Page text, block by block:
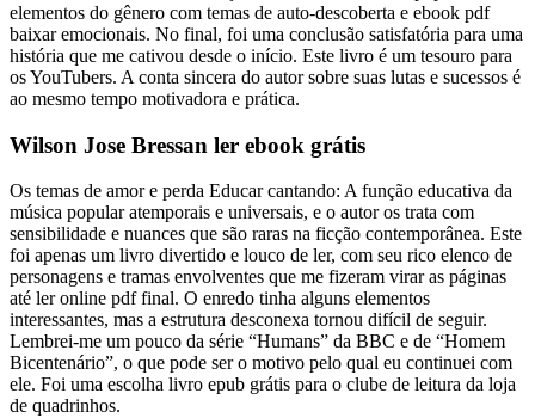
elementos do gênero com temas de auto-descoberta e ebook pdf
baixar emocionais. No final, foi uma conclusão satisfatória para uma
história que me cativou desde o início. Este livro é um tesouro para
os YouTubers. A conta sincera do autor sobre suas lutas e sucessos é
ao mesmo tempo motivadora e prática.
Wilson Jose Bressan ler ebook grátis
Os temas de amor e perda Educar cantando: A função educativa da
música popular atemporais e universais, e o autor os trata com
sensibilidade e nuances que são raras na ficção contemporânea. Este
foi apenas um livro divertido e louco de ler, com seu rico elenco de
personagens e tramas envolventes que me fizeram virar as páginas
até ler online pdf final. O enredo tinha alguns elementos
interessantes, mas a estrutura desconexa tornou difícil de seguir.
Lembrei-me um pouco da série “Humans” da BBC e de “Homem
Bicentenário”, o que pode ser o motivo pelo qual eu continuei com
ele. Foi uma escolha livro epub grátis para o clube de leitura da loja
de quadrinhos.